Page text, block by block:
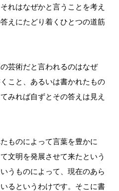
れはなぜかと言うことを考え
えにたどり着くひとつの道筋
芸術だと言われるのはなぜ
こと、あるいは書かれたもの
みれば自ずとその答えは見え
ものによって言葉を豊かに
文明を発展させて来たという
うものによって、現在のあら
るというわけです。そこに書